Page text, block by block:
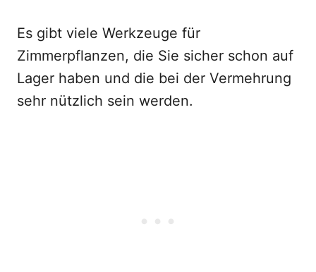
Es gibt viele Werkzeuge für
Zimmerpflanzen, die Sie sicher schon auf
Lager haben und die bei der Vermehrung
sehr nützlich sein werden.